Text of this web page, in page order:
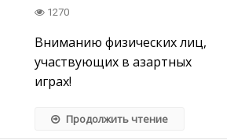
1270
Вниманию физических лиц,
участвующих в азартных
играх!
Продолжить чтение